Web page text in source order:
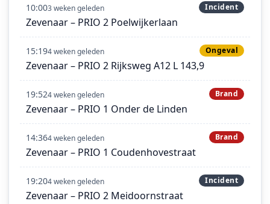
10:003 weken geleden Incident
Zevenaar – PRIO 2 Poelwijkerlaan
15:194 weken geleden Ongeval
Zevenaar – PRIO 2 Rijksweg A12 L 143,9
19:524 weken geleden Brand
Zevenaar – PRIO 1 Onder de Linden
14:364 weken geleden Brand
Zevenaar – PRIO 1 Coudenhovestraat
19:204 weken geleden Incident
Zevenaar – PRIO 2 Meidoornstraat